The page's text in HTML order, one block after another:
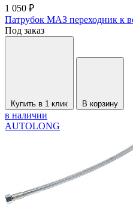
1 050 ₽
Патрубок МАЗ переходник к
Под заказ
Купить в 1 клик В корзину
в наличии
AUTOLONG